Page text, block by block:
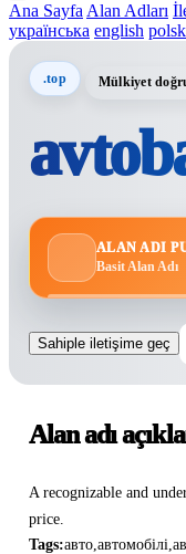
Ana Sayfa Alan Adları
українська english
.top Mülkiyet
ALAN ADI
Basit Alan Adı
Sahiple iletişime geç
Alan adı
A recognizable and
price.
Tags:авто автомобілі